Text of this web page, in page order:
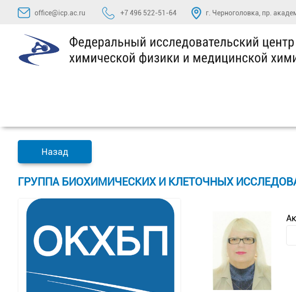
Перейти
содержимому
office@icp.ac.ru +7 496 522-51-64 г. Черноголовка, пр.
Назад
ГРУППА БИОХИМИЧЕСКИХ И КЛЕТОЧНЫХ